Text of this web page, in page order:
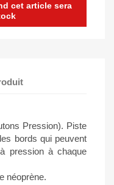
cet article sera
Pression). Piste
bords qui peuvent
pression à chaque
néoprène.